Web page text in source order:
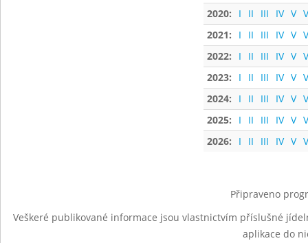
2020:
I II III IV V
2021:
I II III IV V
2022:
I II III IV V
2023:
I II III IV V
2024:
I II III IV V
2025:
I II III IV V
2026:
I II III IV V
Připraveno
Veškeré publikované informace jsou vlastnictvím příslušné
aplikace do